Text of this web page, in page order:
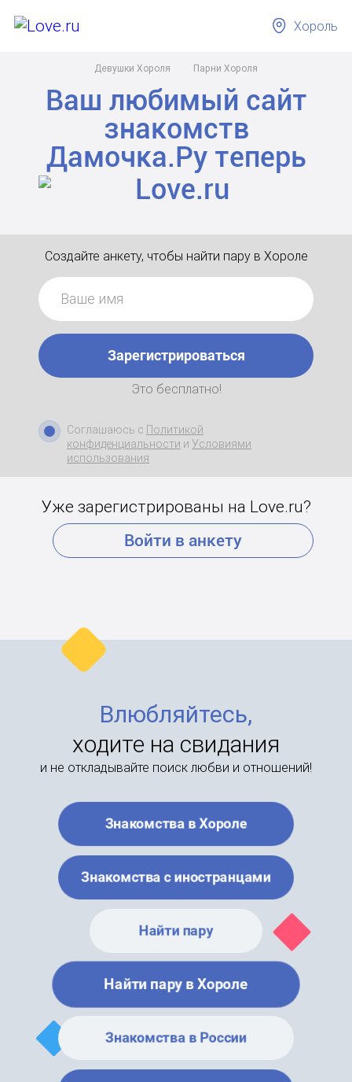
Девушки Хороля Парни Хороля
Хороль
Ваш любимый сайт
знакомств
Дамочка.Рутеперь
Создайте анкету, чтобы найти пару в Хороле
Зарегистрироваться
Это бесплатно!
Соглашаюсь с Политикой
конфиденциальности и Условиями
использования
Уже зарегистрированы на Love.ru?
Войти в анкету
Влюбляйтесь,
ходите на свидания
и не откладывайте поиск любви и отношений!
Знакомства в Хороле
Знакомства с иностранцами
Найти пару
Найти пару в Хороле
Знакомства в России